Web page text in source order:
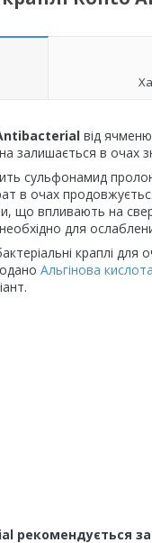
від
залишається в очах
сульфонамид
в очах
що впливають на
для
краплі для
Альгінова кислота
рекомендується